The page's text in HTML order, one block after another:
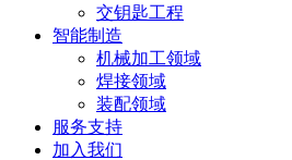
交钥匙工程
智能制造
机械加工领域
焊接领域
装配领域
服务支持
加入我们